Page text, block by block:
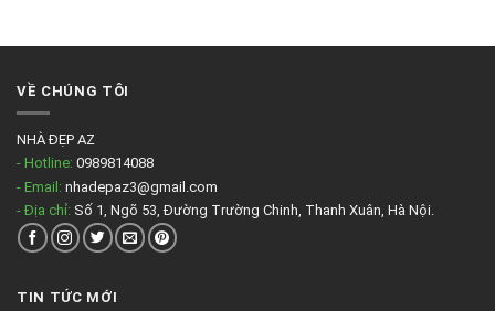
VỀ CHÚNG TÔI
NHÀ ĐẸP AZ
- Hotline: 0989814088
- Email: nhadepaz3@gmail.com
- Địa chỉ: Số 1, Ngõ 53, Đường Trường Chinh, Thanh Xuân, Hà Nội.
TIN TỨC MỚI